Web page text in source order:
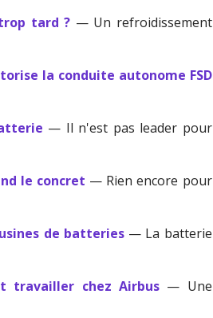
tard ? — Un refroidissement
la conduite autonome FSD
— Il n'est pas leader pour
le concret — Rien encore pour
de batteries— La batterie
travailler chez Airbus — Une